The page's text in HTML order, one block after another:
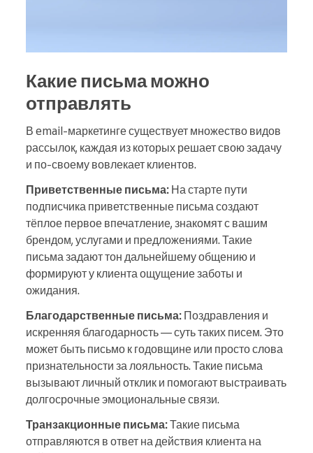
Какие письма можно
отправлять
В email-маркетинге существует множество видов
рассылок, каждая из которых решает свою задачу
и по-своему вовлекает клиентов.
Приветственные письма: На старте пути
подписчика приветственные письма создают
тёплое первое впечатление, знакомят с вашим
брендом, услугами и предложениями. Такие
письма задают тон дальнейшему общению и
формируют у клиента ощущение заботы и
ожидания.
Благодарственные письма: Поздравления и
искренняя благодарность — суть таких писем. Это
может быть письмо к годовщине или просто слова
признательности за лояльность. Такие письма
вызывают личный отклик и помогают выстраивать
долгосрочные эмоциональные связи.
Транзакционные письма:Такие письма
отправляются в ответ на действия клиента на